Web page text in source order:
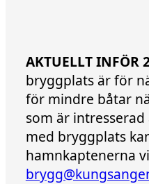
AKTUELLT INFÖR
bryggplats är för
för mindre båtar
som är
med bryggplats
hamnkaptenerna